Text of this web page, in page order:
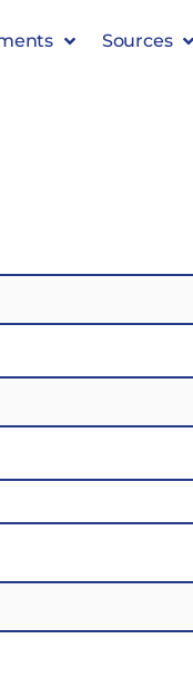
Sources